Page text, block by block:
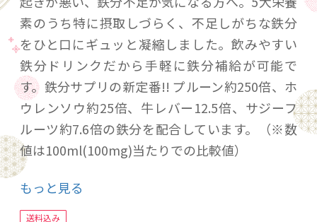
素のうち特に摂取しづらく、不足しがちな鉄分
をひと口にギュッと凝縮しました。飲みやすい
鉄分ドリンクだから手軽に鉄分補給が可能で
す。鉄分サプリの新定番!! プルーン約250倍、ホ
ウレンソウ約25倍、牛レバー12.5倍、サジーフ
ルーツ約7.6倍の鉄分を配合しています。（※数
値は100ml(100mg)当たりでの比較値）
✅【世界で60か国以上で愛飲されるベストセラ
ー鉄分サプリ】SALUSは1916年創業でハーブブ
レンドのエキスパート、現在では世界65ヵ国に
もっと見る
送料込み